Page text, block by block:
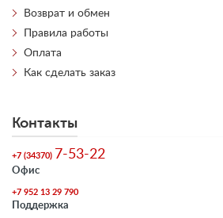
Возврат и обмен
Правила работы
Оплата
Как сделать заказ
Контакты
+7 (34370) 7-53-22
Офис
+7 952 13 29 790
Поддержка